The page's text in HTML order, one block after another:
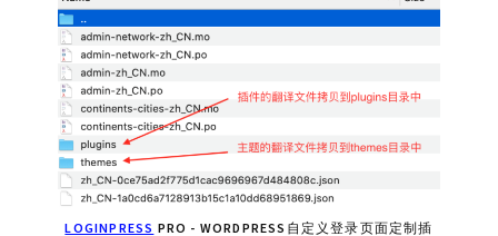
LOGINPRESS PRO - WORDPRESS自定义登录页面定制插